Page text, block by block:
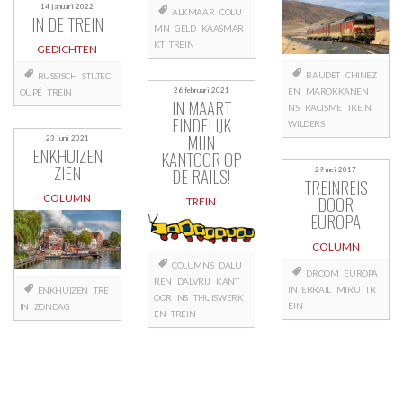
14 januari 2022
IN DE TREIN
GEDICHTEN
RUSSISCH STILTEC
OUPÉ TREIN
23 juni 2021
ENKHUIZEN
ZIEN
COLUMN
ENKHUIZEN TRE
IN ZONDAG
ALKMAAR COLU
MN GELD
KAASMAR
KT TREIN
26 februari 2021
IN MAART
EINDELIJK
MIJN
KANTOOR OP
DE RAILS!
TREIN
COLUMNS DALU
REN
DALVRIJ
KANT
OOR
NS THUISWERK
EN TREIN
BAUDET CHINEZ
EN
MAROKKANEN
NS
RACISME TREIN
WILDERS
29 mei 2017
TREINREIS
DOOR
EUROPA
COLUMN
DROOM EUROPA
INTERRAIL
MIRU TR
EIN